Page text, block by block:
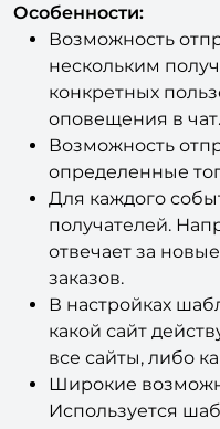
Особенности:
Возможность
нескольким
конкретных
оповещения в чат.
Возможность
определенные
Для каждого
получателей.
отвечает за
заказов.
В настройках
какой сайт
все сайты, либо
Широкие
Используется